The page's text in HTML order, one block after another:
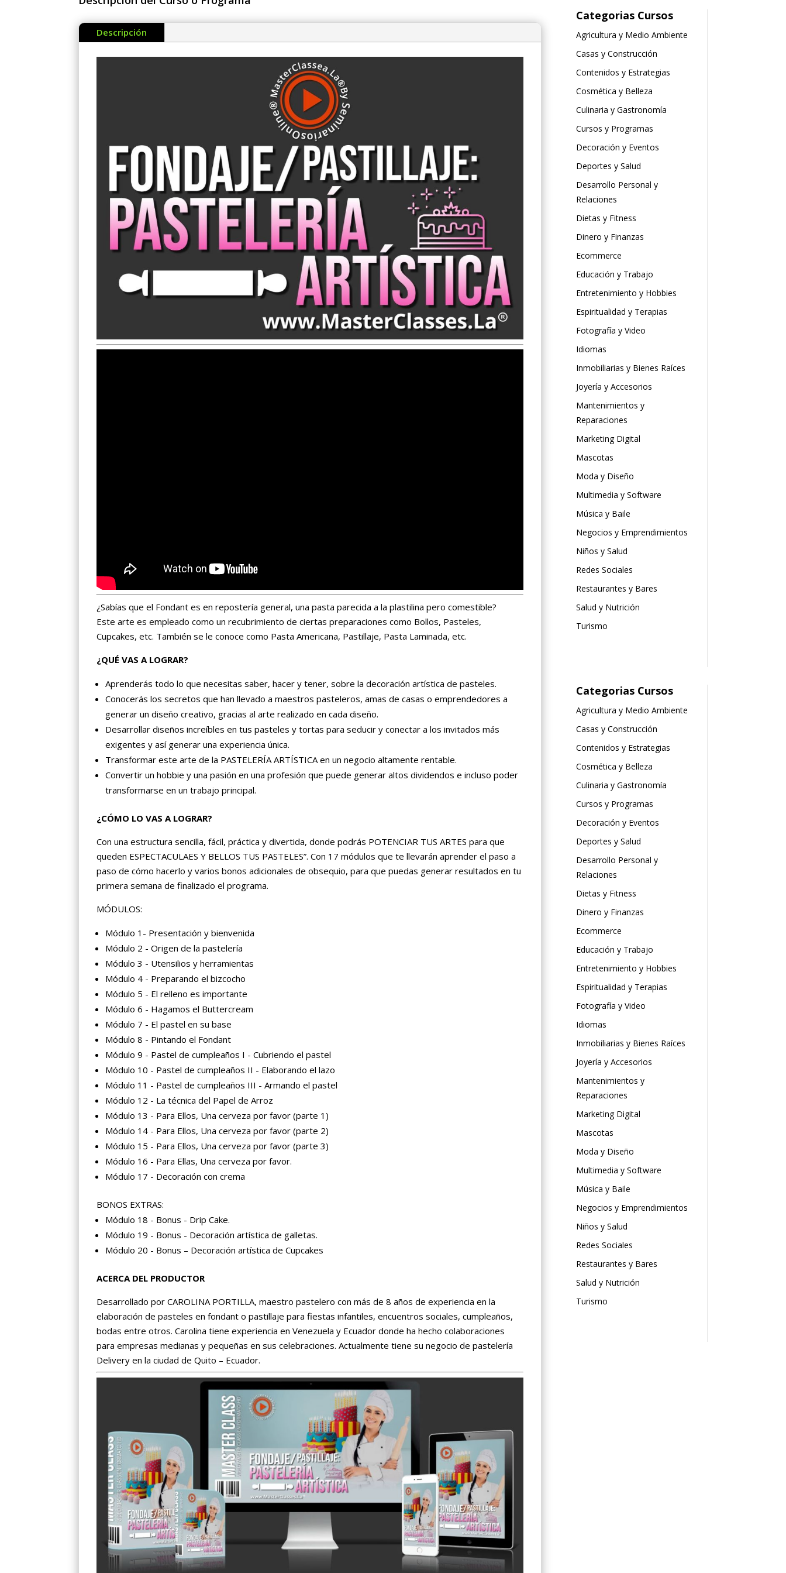
Descripción
¿Sabías que el Fondant es en repostería general, una pasta parecida a la plastilina pero comestible?
Este arte es empleado como un recubrimiento de ciertas preparaciones como Bollos, Pasteles,
Cupcakes, etc. También se le conoce como Pasta Americana, Pastillaje, Pasta Laminada, etc.
¿QUÉ VAS A LOGRAR?
Aprenderás todo lo que necesitas saber, hacer y tener, sobre la decoración artística de pasteles.
Conocerás los secretos que han llevado a maestros pasteleros, amas de casas o emprendedores a
generar un diseño creativo, gracias al arte realizado en cada diseño.
Desarrollar diseños increíbles en tus pasteles y tortas para seducir y conectar a los invitados más
exigentes y así generar una experiencia única.
Transformar este arte de la PASTELERÍA ARTÍSTICA en un negocio altamente rentable.
Convertir un hobbie y una pasión en una profesión que puede generar altos dividendos e incluso poder
transformarse en un trabajo principal.
¿CÓMO LO VAS A LOGRAR?
Con una estructura sencilla, fácil, práctica y divertida, donde podrás POTENCIAR TUS ARTES para que
queden ESPECTACULAES Y BELLOS TUS PASTELES”. Con 17 módulos que te llevarán aprender el paso a
paso de cómo hacerlo y varios bonos adicionales de obsequio, para que puedas generar resultados en tu
primera semana de finalizado el programa.
MÓDULOS:
Módulo 1- Presentación y bienvenida
Módulo 2 - Origen de la pastelería
Módulo 3 - Utensilios y herramientas
Módulo 4 - Preparando el bizcocho
Módulo 5 - El relleno es importante
Módulo 6 - Hagamos el Buttercream
Módulo 7 - El pastel en su base
Módulo 8 - Pintando el Fondant
Módulo 9 - Pastel de cumpleaños I - Cubriendo el pastel
Módulo 10 - Pastel de cumpleaños II - Elaborando el lazo
Módulo 11 - Pastel de cumpleaños III - Armando el pastel
Módulo 12 - La técnica del Papel de Arroz
Módulo 13 - Para Ellos, Una cerveza por favor (parte 1)
Módulo 14 - Para Ellos, Una cerveza por favor (parte 2)
Módulo 15 - Para Ellos, Una cerveza por favor (parte 3)
Módulo 16 - Para Ellas, Una cerveza por favor.
Módulo 17 - Decoración con crema
BONOS EXTRAS:
Módulo 18 - Bonus - Drip Cake.
Módulo 19 - Bonus - Decoración artística de galletas.
Módulo 20 - Bonus – Decoración artística de Cupcakes
ACERCA DEL PRODUCTOR
Desarrollado por CAROLINA PORTILLA, maestro pastelero con más de 8 años de experiencia en la
elaboración de pasteles en fondant o pastillaje para fiestas infantiles, encuentros sociales, cumpleaños,
bodas entre otros. Carolina tiene experiencia en Venezuela y Ecuador donde ha hecho colaboraciones
para empresas medianas y pequeñas en sus celebraciones. Actualmente tiene su negocio de pastelería
Delivery en la ciudad de Quito – Ecuador.
Categorias Cursos
Agricultura y Medio Ambiente
Casas y Construcción
Contenidos y Estrategias
Cosmética y Belleza
Culinaria y Gastronomía
Cursos y Programas
Decoración y Eventos
Deportes y Salud
Desarrollo Personal y
Relaciones
Dietas y Fitness
Dinero y Finanzas
Ecommerce
Educación y Trabajo
Entretenimiento y Hobbies
Espiritualidad y Terapias
Fotografía y Video
Idiomas
Inmobiliarias y Bienes Raíces
Joyería y Accesorios
Mantenimientos y
Reparaciones
Marketing Digital
Mascotas
Moda y Diseño
Multimedia y Software
Música y Baile
Negocios y Emprendimientos
Niños y Salud
Redes Sociales
Restaurantes y Bares
Salud y Nutrición
Turismo
Categorias Cursos
Agricultura y Medio Ambiente
Casas y Construcción
Contenidos y Estrategias
Cosmética y Belleza
Culinaria y Gastronomía
Cursos y Programas
Decoración y Eventos
Deportes y Salud
Desarrollo Personal y
Relaciones
Dietas y Fitness
Dinero y Finanzas
Ecommerce
Educación y Trabajo
Entretenimiento y Hobbies
Espiritualidad y Terapias
Fotografía y Video
Idiomas
Inmobiliarias y Bienes Raíces
Joyería y Accesorios
Mantenimientos y
Reparaciones
Marketing Digital
Mascotas
Moda y Diseño
Multimedia y Software
Música y Baile
Negocios y Emprendimientos
Niños y Salud
Redes Sociales
Restaurantes y Bares
Salud y Nutrición
Turismo